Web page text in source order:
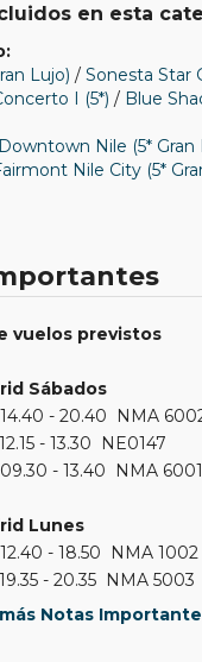
en esta
Lujo) / Sonesta Star
I (5*) / Blue
Nile (5* Gran
Nile City (5*
vuelos previstos
Sábados
- 20.40 NMA
- 13.30 NE0147
- 13.40 NMA 6001
Lunes
- 18.50 NMA 1002
- 20.35 NMA 5003
- 11.40 NMA 1001
Notas